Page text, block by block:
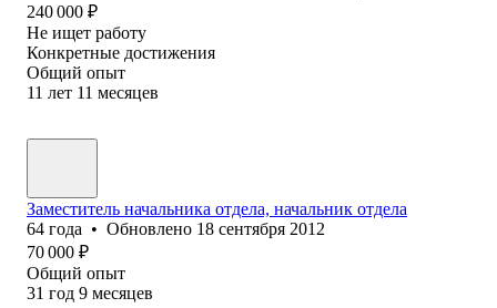
240 000 ₽
Не ищет работу
Конкретные достижения
Общий опыт
11 лет 11 месяцев
Заместитель начальника отдела, начальник отдела
64 года • Обновлено 18 сентября 2012
70 000 ₽
Общий опыт
31 год 9 месяцев